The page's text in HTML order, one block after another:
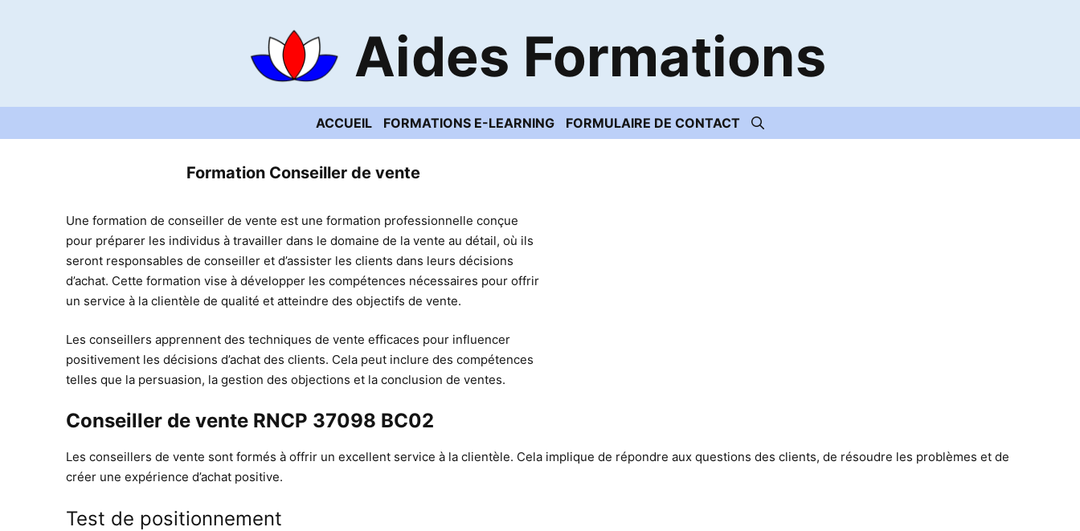
Aides Formations
ACCUEIL FORMATIONS E-LEARNING FORMULAIRE DE CONTACT
Formation Conseiller de vente
Une formation de conseiller de vente est une formation professionnelle conçue
pour préparer les individus à travailler dans le domaine de la vente au détail, où ils
seront responsables de conseiller et d’assister les clients dans leurs décisions
d’achat. Cette formation vise à développer les compétences nécessaires pour offrir
un service à la clientèle de qualité et atteindre des objectifs de vente.
Les conseillers apprennent des techniques de vente efficaces pour influencer
positivement les décisions d’achat des clients. Cela peut inclure des compétences
telles que la persuasion, la gestion des objections et la conclusion de ventes.
Conseiller de vente RNCP 37098 BC02
Les conseillers de vente sont formés à offrir un excellent service à la clientèle. Cela implique de répondre aux questions des clients, de résoudre les problèmes et de
créer une expérience d’achat positive.
Test de positionnement